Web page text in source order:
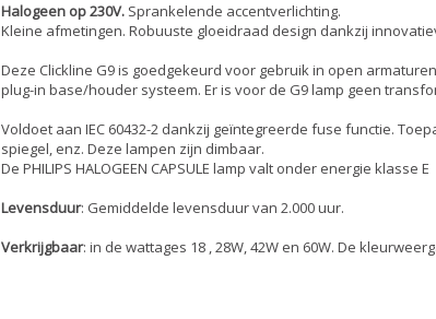
Halogeen op 230V.Sprankelende accentverlichting.
Kleine afmetingen. Robuuste gloeidraad design dankzij
Deze Clickline G9 is goedgekeurd voor gebruik in open
plug-in base/houder systeem. Er is voor de G9 lamp geen
Voldoet aan IEC 60432-2 dankzij geïntegreerde fuse functie.
spiegel, enz. Deze lampen zijn dimbaar.
De PHILIPS HALOGEEN CAPSULE lamp valt onder energie klasse E
Levensduur: Gemiddelde levensduur van 2.000 uur.
Verkrijgbaar: in de wattages 18 , 28W, 42W en 60W. De